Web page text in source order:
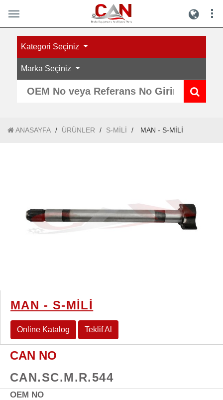
Kategori Seçiniz
Marka Seçiniz
ANASAYFA / ÜRÜNLER / S-MİLİ / MAN - S-MİLİ
MAN - S-MİLİ
Online Katalog Teklif Al
CAN NO
CAN.SC.M.R.544
OEM NO